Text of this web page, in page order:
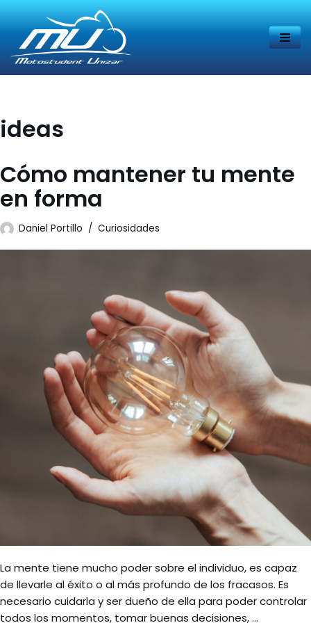
Saltar
al
ideas
Cómo mantener tu mente
en forma
Daniel Portillo Curiosidades
La mente tiene mucho poder sobre el individuo, es capaz
de llevarle al éxito o al más profundo de los fracasos. Es
necesario cuidarla y ser dueño de ella para poder controlar
todos los momentos, tomar buenas decisiones, …